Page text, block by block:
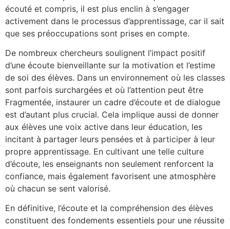
écouté et compris, il est plus enclin à s’engager
activement dans le processus d’apprentissage, car il sait
que ses préoccupations sont prises en compte.
De nombreux chercheurs soulignent l’impact positif
d’une écoute bienveillante sur la motivation et l’estime
de soi des élèves. Dans un environnement où les classes
sont parfois surchargées et où l’attention peut être
Fragmentée, instaurer un cadre d’écoute et de dialogue
est d’autant plus crucial. Cela implique aussi de donner
aux élèves une voix active dans leur éducation, les
incitant à partager leurs pensées et à participer à leur
propre apprentissage. En cultivant une telle culture
d’écoute, les enseignants non seulement renforcent la
confiance, mais également favorisent une atmosphère
où chacun se sent valorisé.
En définitive, l’écoute et la compréhension des élèves
constituent des fondements essentiels pour une réussite